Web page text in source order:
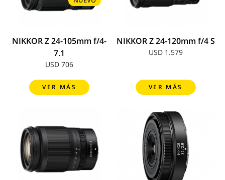
NIKKOR Z 24-105mm f/4-
7.1
USD 706
VER MÁS
NIKKOR Z 24-120mm f/4 S
USD 1.579
VER MÁS